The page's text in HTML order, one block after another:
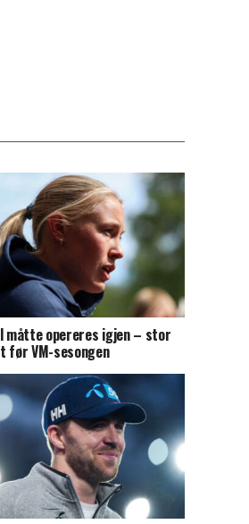
måtte opereres igjen – stor
før VM-sesongen